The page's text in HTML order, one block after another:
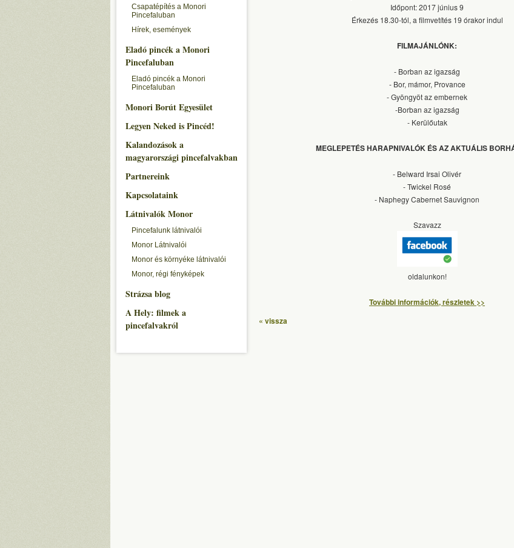
Csapatépítés a Monori
Pincefaluban
Hírek, események
Eladó pincék a Monori
Pincefaluban
Eladó pincék a Monori
Pincefaluban
Monori Borút Egyesület
Legyen Neked is Pincéd!
Kalandozások a
magyarországi pincefalvakban
Partnereink
Kapcsolataink
Látnivalók Monor
Pincefalunk látnivalói
Monor Látnivalói
Monor és környéke látnivalói
Monor, régi fényképek
Strázsa blog
A Hely: filmek a
pincefalvakról
Időpont: 2017 június 9
Érkezés 18.30-tól, a filmvetítés 19 órakor indul
FILMAJÁNLÓNK:
- Borban az igazság
- Bor, mámor, Provance
- Gyöngyöt az embernek
-Borban az igazság
- Kerülőutak
MEGLEPETÉS HARAPNIVALÓK ÉS AZ AKTUÁLIS
- Belward Irsai Olivér
- Twickel Rosé
- Naphegy Cabernet Sauvignon
Szavazz
oldalunkon!
További információk, részletek >>
« vissza